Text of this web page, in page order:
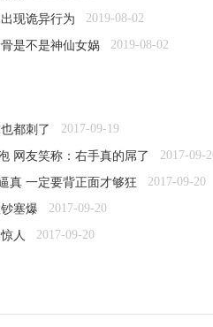
现诡异行为 2019-08-02
是不是神仙女娲 2019-08-02
都刺了 2017-09-19
网友笑称：右手真的屌了 2017-09-
真 一定要背正面才够狂 2017-09-20
塞爆 2017-09-20
人 2017-09-20